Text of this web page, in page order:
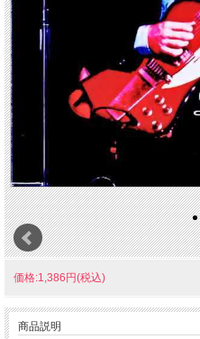
価格:1,386円(税込)
商品説明